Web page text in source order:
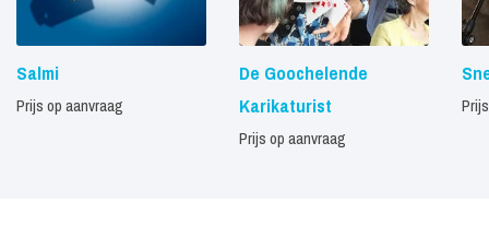
Salmi
Prijs op aanvraag
De Goochelende
Karikaturist
Prijs op aanvraag